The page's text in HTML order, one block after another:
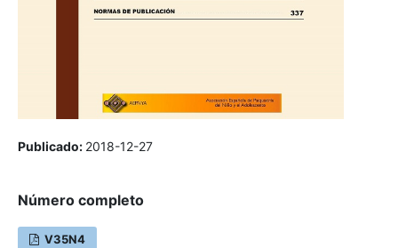
Publicado: 2018-12-27
Número completo
V35N4